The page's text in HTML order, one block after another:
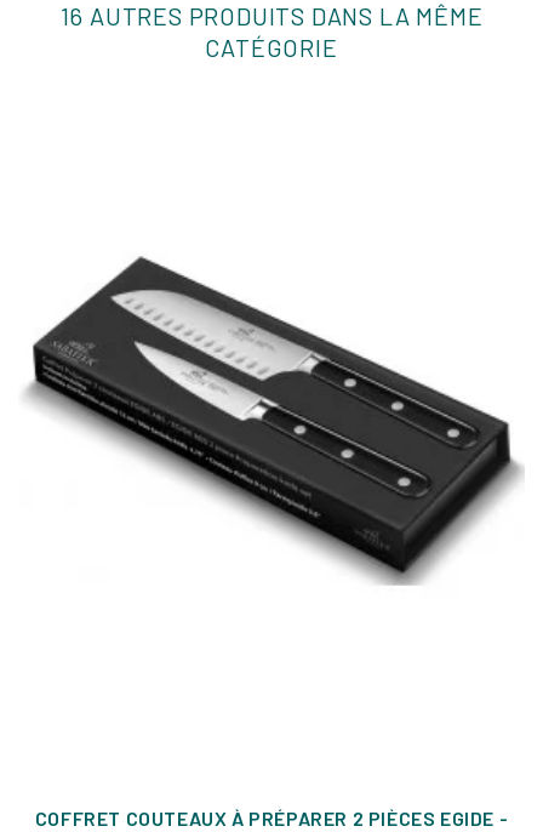
16 AUTRES PRODUITS DANS LA MÊME
CATÉGORIE
COFFRET COUTEAUX À PRÉPARER 2 PIÈCES EGIDE -